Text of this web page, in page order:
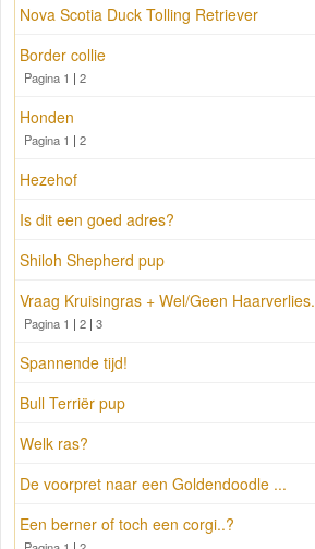
Nova Scotia Duck Tolling Retriever
Border collie
Pagina 1 | 2
Honden
Pagina 1 | 2
Hezehof
Is dit een goed adres?
Shiloh Shepherd pup
Vraag Kruisingras + Wel/Geen Haarverlies.
Pagina 1 | 2 | 3
Spannende tijd!
Bull Terriër pup
Welk ras?
De voorpret naar een Goldendoodle ...
Een berner of toch een corgi..?